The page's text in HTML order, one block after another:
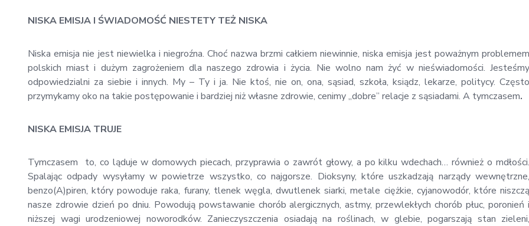
NISKA EMISJA I ŚWIADOMOŚĆ NIESTETY TEŻ NISKA
Niska emisja nie jest niewielka i niegroźna. Choć nazwa brzmi całkiem niewinnie, niska emisja jest poważnym problemem
polskich miast i dużym zagrożeniem dla naszego zdrowia i życia. Nie wolno nam żyć w nieświadomości. Jesteśmy
odpowiedzialni za siebie i innych. My – Ty i ja. Nie ktoś, nie on, ona, sąsiad, szkoła, ksiądz, lekarze, politycy. Często
przymykamy oko na takie postępowanie i bardziej niż własne zdrowie, cenimy „dobre” relacje z sąsiadami. A tymczasem.
NISKA EMISJA TRUJE
Tymczasem to, co ląduje w domowych piecach, przyprawia o zawrót głowy, a po kilku wdechach… również o mdłości.
Spalając odpady wysyłamy w powietrze wszystko, co najgorsze. Dioksyny, które uszkadzają narządy wewnętrzne,
benzo(A)piren, który powoduje raka, furany, tlenek węgla, dwutlenek siarki, metale ciężkie, cyjanowodór, które niszczą
nasze zdrowie dzień po dniu. Powodują powstawanie chorób alergicznych, astmy, przewlekłych chorób płuc, poronień i
niższej wagi urodzeniowej noworodków. Zanieczyszczenia osiadają na roślinach, w glebie, pogarszają stan zieleni,